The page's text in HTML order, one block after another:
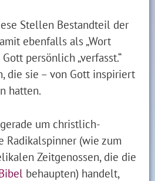
Stellen Bestandteil der
ebenfalls als „Wort
persönlich „verfasst.“
die sie – von Gott inspiriert
hatten.
um christlich-
Radikalspinner (wie zum
Zeitgenossen, die die
behaupten) handelt,